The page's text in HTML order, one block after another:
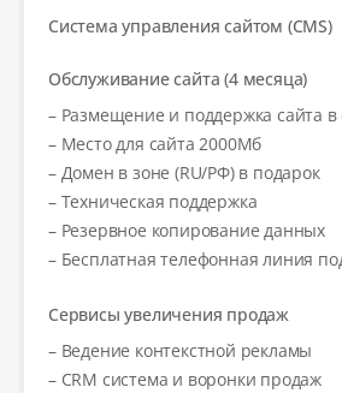
Система управления сайтом (CMS)
Обслуживание сайта (4 месяца)
– Размещение и поддержка сайта
– Место для сайта 2000Мб
– Домен в зоне (RU/РФ) в подарок
– Техническая поддержка
– Резервное копирование данных
– Бесплатная телефонная линия
Сервисы увеличения продаж
– Ведение контекстной рекламы
– CRM система и воронки продаж